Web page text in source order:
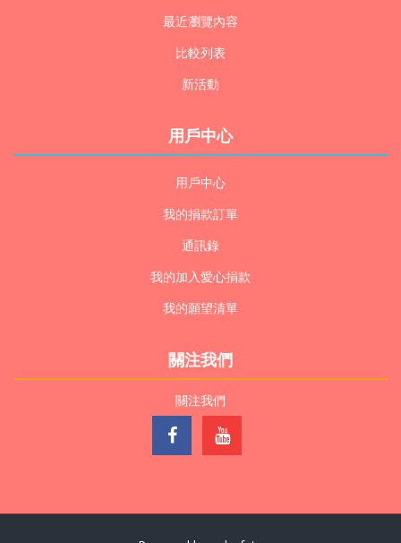
最近瀏覽內容
比較列表
新活動
用戶中心
用戶中心
我的捐款訂單
通訊錄
我的加入愛心捐款
我的願望清單
關注我們
關注我們